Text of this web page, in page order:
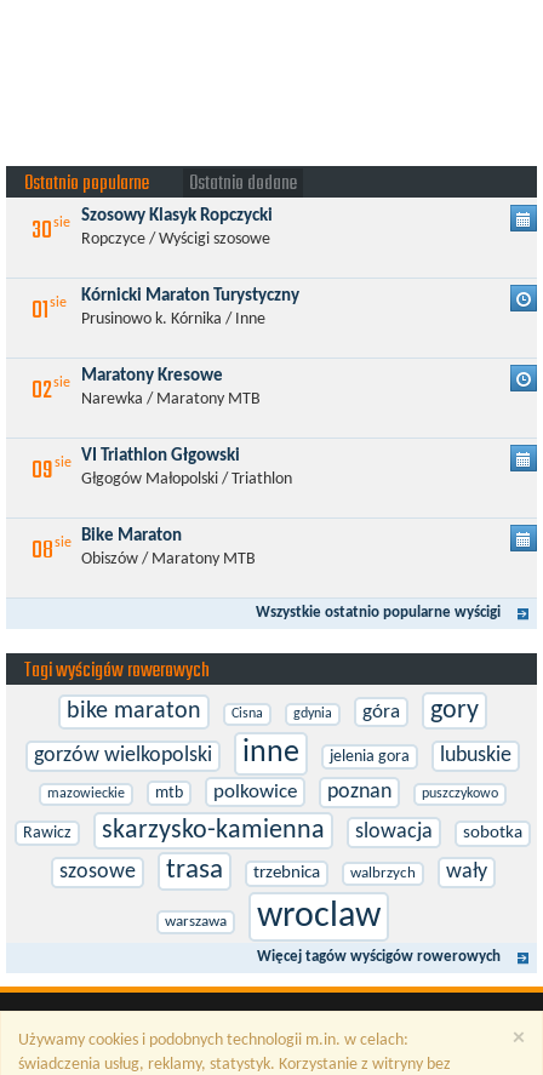
Ostatnio popularne Ostatnio dodane
30sie Szosowy Klasyk Ropczycki
Ropczyce / Wyścigi szosowe
01sie Kórnicki Maraton Turystyczny
Prusinowo k. Kórnika / Inne
02sie Maratony Kresowe
Narewka / Maratony MTB
09sie VI Triathlon Głgowski
Głgogów Małopolski / Triathlon
08sie Bike Maraton
Obiszów / Maratony MTB
Wszystkie ostatnio popularne wyścigi
Tagi wyścigów rowerowych
bike maraton Cisna gdynia góra gory
gorzów wielkopolski inne jelenia gora lubuskie
mazowieckie mtb polkowice poznan puszczykowo
Rawicz skarzysko-kamienna slowacja sobotka
szosowe trasa trzebnica walbrzych wały
warszawa wroclaw
Więcej tagów wyścigów rowerowych
×
Używamy cookies i podobnych technologii m.in. w celach:
świadczenia usług, reklamy, statystyk. Korzystanie z witryny bez